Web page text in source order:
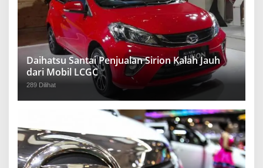
Daihatsu Santai Penjualan Sirion Kalah Jauh
dari Mobil LCGC
289 Dilihat